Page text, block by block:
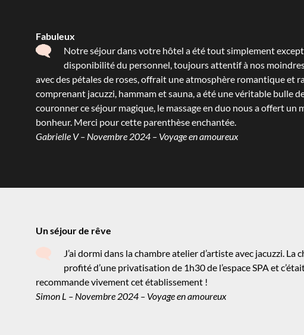
Fabuleux
Notre séjour dans votre hôtel a été tout simplement
disponibilité du personnel, toujours attentif à nos
avec des pétales de roses, offrait une atmosphère romantique et
comprenant jacuzzi, hammam et sauna, a été une véritable bulle
couronner ce séjour magique, le massage en duo nous a offert
bonheur. Merci pour cette parenthèse enchantée.
Gabrielle V – Novembre 2024 – Voyage en amoureux
Un séjour de rêve
J’ai dormi dans la chambre atelier d’artiste avec jacuzzi.
profité d’une privatisation de 1h30 de l’espace SPA et
recommande vivement cet établissement !
Simon L – Novembre 2024 – Voyage en amoureux